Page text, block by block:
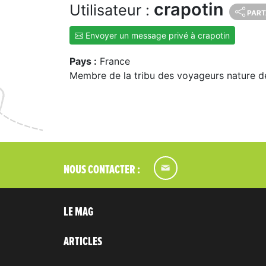
Utilisateur : crapotin
Envoyer un message privé à crapotin
Pays : France
Membre de la tribu des voyageurs nature
NOUS CONTACTER :
LE MAG
ARTICLES